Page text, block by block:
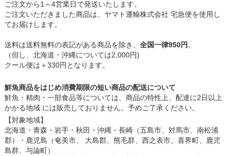
ご注文から1～4営業日で発送いたします。
ご注文いただきました商品は、ヤマト運輸株式会社 宅急便を使用し
てお届けします。
送料は送料無料の表記がある商品を除き、 全国一律950円 。
（但し、北海道・沖縄については2,000円)
クール便は＋330円となります。
鮮魚商品をはじめ消費期限の短い商品の配送について
鮮魚・精肉・一部食品等については、商品の特性上、配達に2日以上
かかる地域 には販売しておりません。予めご了承ください。
【対象地域】
北海道・青森・岩手・秋田・沖縄・長崎（五島市、対馬市、南松浦
郡）・鹿児島（奄美市、 大島郡、熊毛群、西之表市、喜界町、鹿児
島群、与論町）